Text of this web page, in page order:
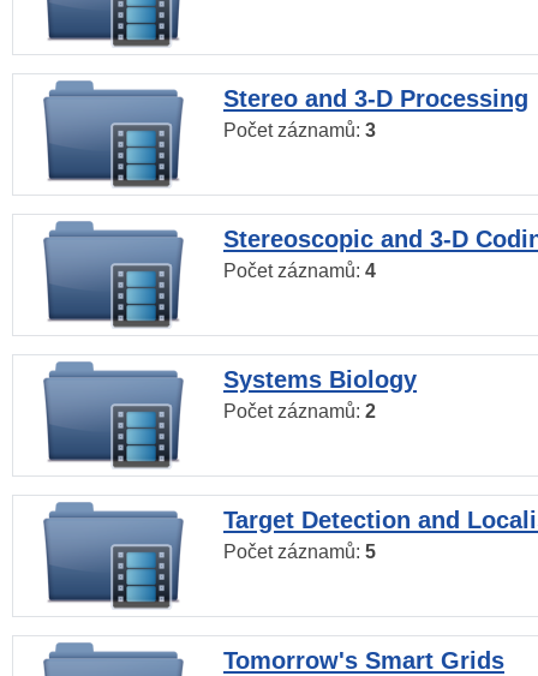
Stereo and 3-D Processing
Počet záznamů: 3
Stereoscopic and 3-D
Počet záznamů: 4
Systems Biology
Počet záznamů: 2
Target Detection and
Počet záznamů: 5
Tomorrow's Smart Grids